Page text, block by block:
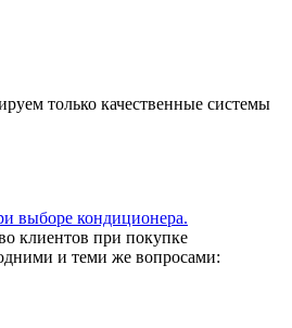
только качественные системы
выборе кондиционера.
клиентов при покупке
и теми же вопросами: